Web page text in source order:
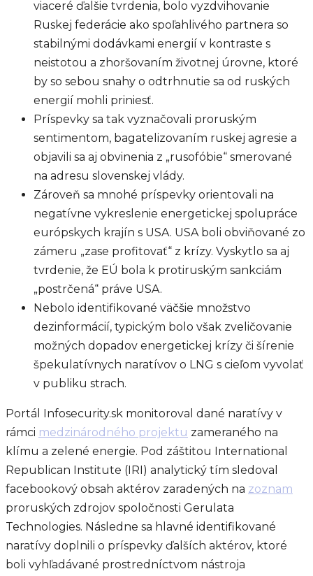
viaceré ďalšie tvrdenia, bolo vyzdvihovanie
Ruskej federácie ako spoľahlivého partnera so
stabilnými dodávkami energií v kontraste s
neistotou a zhoršovaním životnej úrovne, ktoré
by so sebou snahy o odtrhnutie sa od ruských
energií mohli priniesť.
Príspevky sa tak vyznačovali proruským
sentimentom, bagatelizovaním ruskej agresie a
objavili sa aj obvinenia z „rusofóbie“ smerované
na adresu slovenskej vlády.
Zároveň sa mnohé príspevky orientovali na
negatívne vykreslenie energetickej spolupráce
európskych krajín s USA. USA boli obviňované zo
zámeru „zase profitovať“ z krízy. Vyskytlo sa aj
tvrdenie, že EÚ bola k protiruským sankciám
„postrčená“ práve USA.
Nebolo identifikované väčšie množstvo
dezinformácií, typickým bolo však zveličovanie
možných dopadov energetickej krízy či šírenie
špekulatívnych naratívov o LNG s cieľom vyvolať
v publiku strach.
Portál Infosecurity.sk monitoroval dané naratívy v
rámci medzinárodného projektu zameraného na
klímu a zelené energie. Pod záštitou International
Republican Institute (IRI) analytický tím sledoval
facebookový obsah aktérov zaradených na zoznam
proruských zdrojov spoločnosti Gerulata
Technologies. Následne sa hlavné identifikované
naratívy doplnili o príspevky ďalších aktérov, ktoré
boli vyhľadávané prostredníctvom nástroja